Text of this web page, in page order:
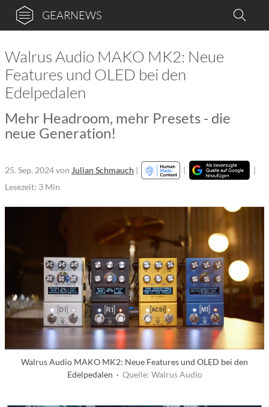
GEARNEWS
Walrus Audio MAKO MK2: Neue
Features und OLED bei den
Edelpedalen
Mehr Headroom, mehr Presets - die
neue Generation!
25. Sep. 2024von Julian Schmauch | |
|
Lesezeit: 3 Min
Walrus Audio MAKO MK2: Neue Features und OLED bei den
Edelpedalen · Quelle: Walrus Audio